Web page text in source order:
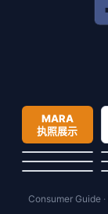
MARA
执照展示
Consumer Guide ·